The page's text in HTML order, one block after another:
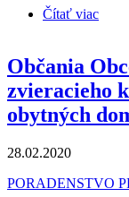
Čítať viac
Občania
zvieracieho
obytných
28.02.2020
PORADENSTVO